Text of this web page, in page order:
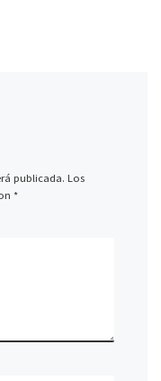
publicada. Los
*